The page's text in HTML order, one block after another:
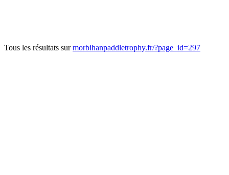
Tous les résultats surmorbihanpaddletrophy.fr/?page_id=297